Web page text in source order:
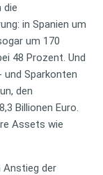
die
in Spanien um
um 170
48 Prozent. Und
und Sparkonten
den
Billionen Euro.
Assets wie
Anstieg der